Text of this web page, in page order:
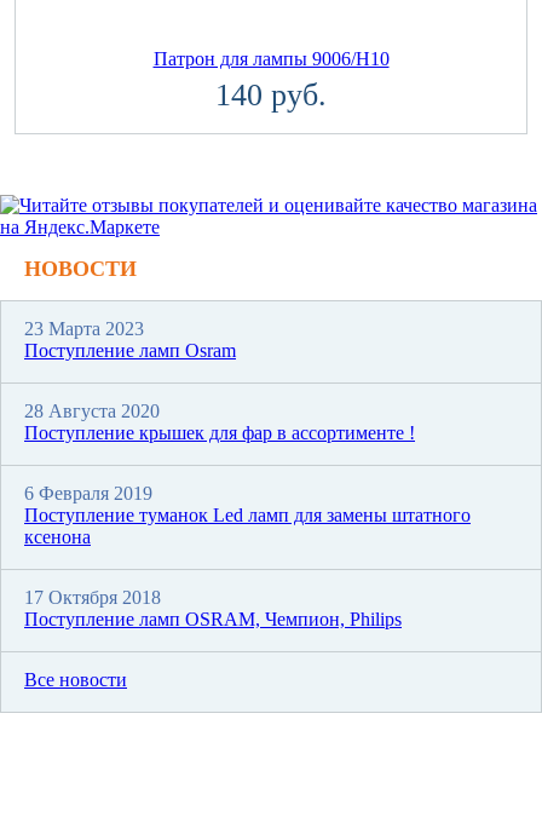
Патрон для лампы 9006/H10
140 руб.
НОВОСТИ
23 Марта 2023
Поступление ламп Osram
28 Августа 2020
Поступление крышек для фар в ассортименте !
6 Февраля 2019
Поступление туманок Led ламп для замены штатного
ксенона
17 Октября 2018
Поступление ламп OSRAM, Чемпион, Philips
Все новости